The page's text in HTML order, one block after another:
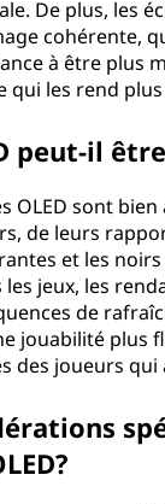
De plus, les
cohérente,
à être plus
qui les rend
peut-il
OLED sont
de leurs
et les
les jeux, les
de
jouabilité plus
des joueurs